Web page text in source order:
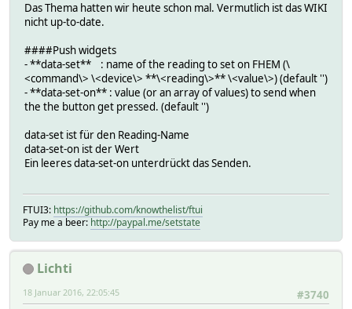
Das Thema hatten wir heute schon mal. Vermutlich ist das WIKI
nicht up-to-date.
####Push widgets
- **data-set** : name of the reading to set on FHEM (\
<command\> \<device\> **\<reading\>** \<value\>) (default '')
- **data-set-on** : value (or an array of values) to send when
the the button get pressed. (default '')
data-set ist für den Reading-Name
data-set-on ist der Wert
Ein leeres data-set-on unterdrückt das Senden.
FTUI3: https://github.com/knowthelist/ftui
Pay me a beer: http://paypal.me/setstate
Lichti
#3740
18 Januar 2016, 22:05:45